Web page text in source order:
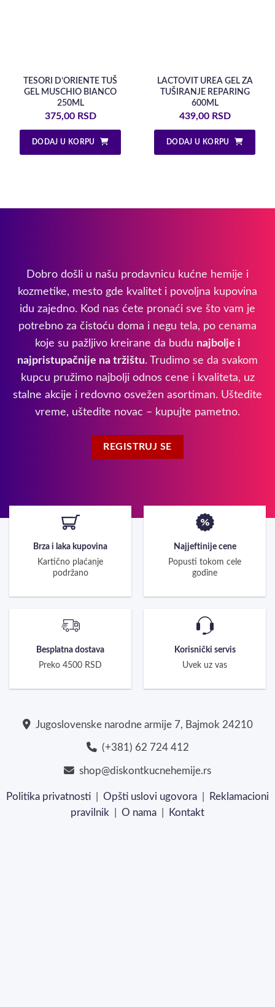
TESORI D’ORIENTE TUŠ
GEL MUSCHIO BIANCO
250ML
375,00 RSD
DODAJ U KORPU
LACTOVIT UREA GEL ZA
TUŠIRANJE REPARING
600ML
439,00 RSD
DODAJ U KORPU
Dobro došli u našu prodavnicu kućne hemije i
kozmetike, mesto gde kvalitet i povoljna kupovina
idu zajedno. Kod nas ćete pronaći sve što vam je
potrebno za čistoću doma i negu tela, po cenama
koje su pažljivo kreirane da budu najbolje i
najpristupačnije na tržištu. Trudimo se da svakom
kupcu pružimo najbolji odnos cene i kvaliteta, uz
stalne akcije i redovno osvežen asortiman. Uštedite
vreme, uštedite novac – kupujte pametno.
REGISTRUJ SE
Brza i laka kupovina
Kartično plaćanje
podržano
Najjeftinije cene
Popusti tokom cele
godine
Besplatna dostava
Preko 4500 RSD
Korisnički servis
Uvek uz vas
Jugoslovenske narodne armije 7, Bajmok 24210
(+381) 62 724 412
shop@diskontkucnehemije.rs
Politika privatnosti Opšti uslovi ugovora
Reklamacioni
pravilnik
O nama Kontakt